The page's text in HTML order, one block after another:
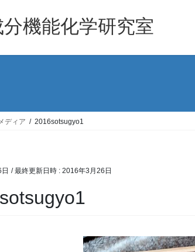
ディア 2016sotsugyo1
/ 最終更新日時 : 2016年3月26日